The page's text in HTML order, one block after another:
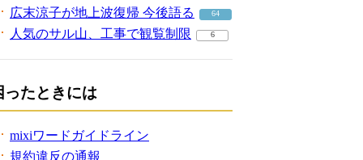
広末涼子が地上波復帰 今後語る 64
人気のサル山、工事で観覧制限 6
ったときには
mixiワードガイドライン
規約違反の通報